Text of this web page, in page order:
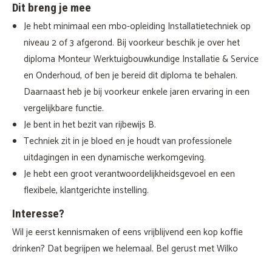
Dit breng je mee
Je hebt minimaal een mbo-opleiding Installatietechniek op
niveau 2 of 3 afgerond. Bij voorkeur beschik je over het
diploma Monteur Werktuigbouwkundige Installatie & Service
en Onderhoud, of ben je bereid dit diploma te behalen.
Daarnaast heb je bij voorkeur enkele jaren ervaring in een
vergelijkbare functie.
Je bent in het bezit van rijbewijs B.
Techniek zit in je bloed en je houdt van professionele
uitdagingen in een dynamische werkomgeving.
Je hebt een groot verantwoordelijkheidsgevoel en een
flexibele, klantgerichte instelling.
Interesse?
Wil je eerst kennismaken of eens vrijblijvend een kop koffie
drinken? Dat begrijpen we helemaal. Bel gerust met Wilko